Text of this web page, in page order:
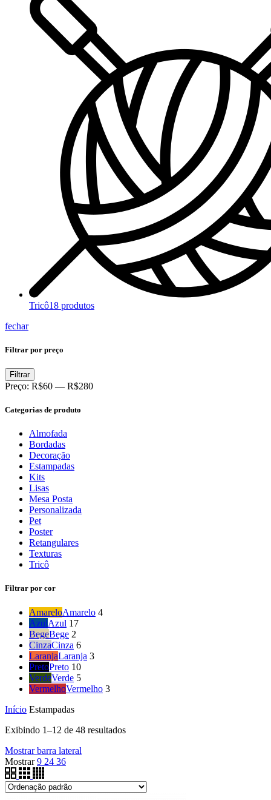
Tricô18 produtos
fechar
Filtrar por preço
Filtrar
Preço: R$60 — R$280
Categorias de produto
Almofada
Bordadas
Decoração
Estampadas
Kits
Lisas
Mesa Posta
Personalizada
Pet
Poster
Retangulares
Texturas
Tricô
Filtrar por cor
AmareloAmarelo 4
AzulAzul 17
BegeBege 2
CinzaCinza 6
LaranjaLaranja 3
PretoPreto 10
VerdeVerde 5
VermelhoVermelho 3
Início Estampadas
Exibindo 1–12 de 48 resultados
Mostrar barra lateral
Mostrar9 24 36